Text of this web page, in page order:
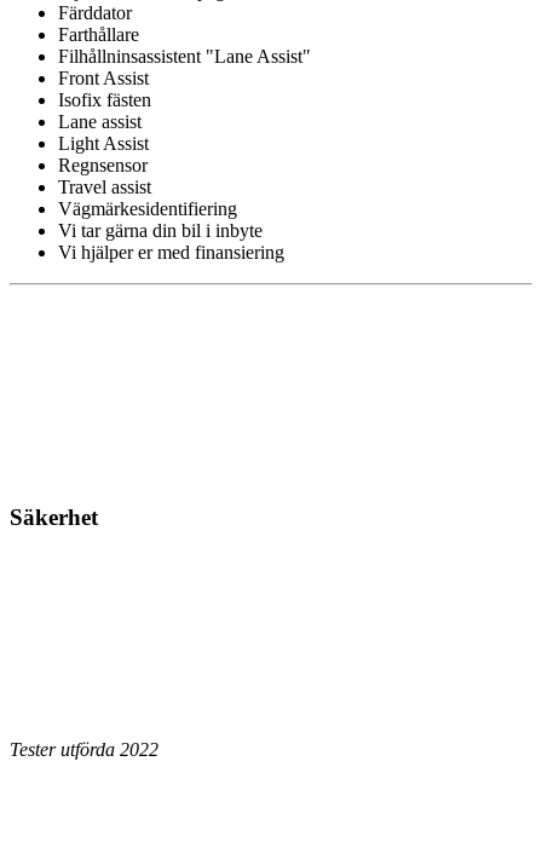
Färddator
Farthållare
Filhållninsassistent "Lane Assist"
Front Assist
Isofix fästen
Lane assist
Light Assist
Regnsensor
Travel assist
Vägmärkesidentifiering
Vi tar gärna din bil i inbyte
Vi hjälper er med finansiering
Säkerhet
Tester utförda 2022